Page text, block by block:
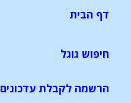
דף הבית
חיפוש גוגל
הרשמה לקבלת עדכונים